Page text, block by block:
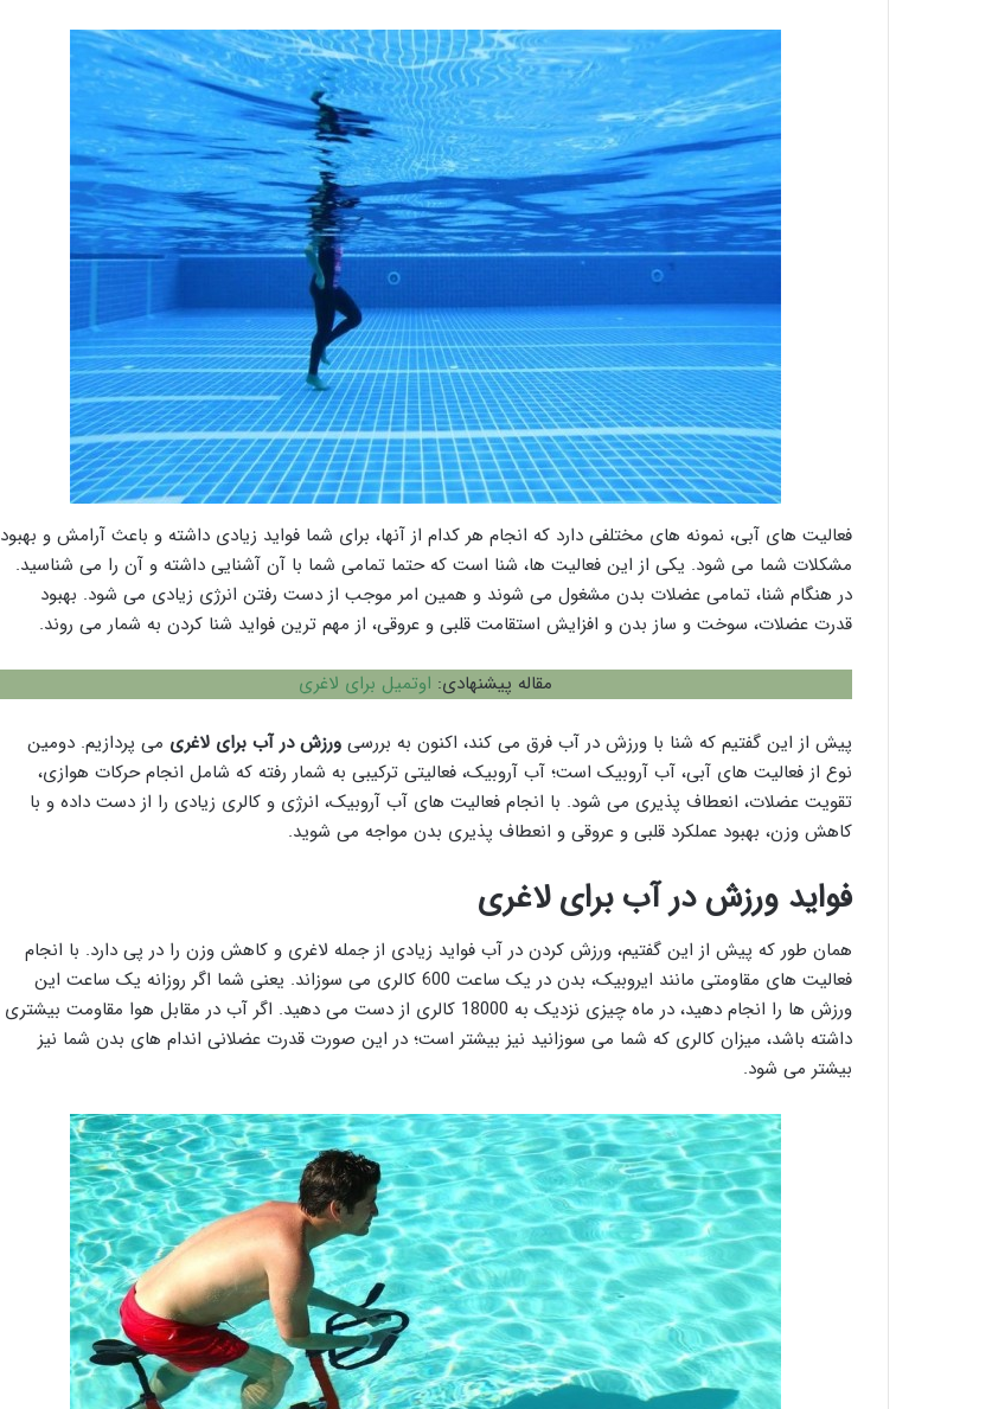
فعالیت های آبی، نمونه های مختلفی دارد که انجام هر کدام از آنها، برای شما فواید زیادی داشته و باعث آرامش و بهبود
مشکلات شما می شود. یکی از این فعالیت ها، شنا است که حتما تمامی شما با آن آشنایی داشته و آن را می شناسید.
در هنگام شنا، تمامی عضلات بدن مشغول می شوند و همین امر موجب از دست رفتن انرژی زیادی می شود. بهبود
قدرت عضلات، سوخت و ساز بدن و افزایش استقامت قلبی و عروقی، از مهم ترین فواید شنا کردن به شمار می روند.
مقاله پیشنهادی: اوتمیل برای لاغری
پیش از این گفتیم که شنا با ورزش در آب فرق می کند، اکنون به بررسی ورزش در آب برای لاغری می پردازیم. دومین
نوع از فعالیت های آبی، آب آروبیک است؛ آب آروبیک، فعالیتی ترکیبی به شمار رفته که شامل انجام حرکات هوازی،
تقویت عضلات، انعطاف پذیری می شود. با انجام فعالیت های آب آروبیک، انرژی و کالری زیادی را از دست داده و با
کاهش وزن، بهبود عملکرد قلبی و عروقی و انعطاف پذیری بدن مواجه می شوید.
فواید ورزش در آب برای لاغری
همان طور که پیش از این گفتیم، ورزش کردن در آب فواید زیادی از جمله لاغری و کاهش وزن را در پی دارد. با انجام
فعالیت های مقاومتی مانند ایروبیک، بدن در یک ساعت 600 کالری می سوزاند. یعنی شما اگر روزانه یک ساعت این
ورزش ها را انجام دهید، در ماه چیزی نزدیک به 18000 کالری از دست می دهید. اگر آب در مقابل هوا مقاومت بیشتری
داشته باشد، میزان کالری که شما می سوزانید نیز بیشتر است؛ در این صورت قدرت عضلانی اندام های بدن شما نیز
بیشتر می شود.